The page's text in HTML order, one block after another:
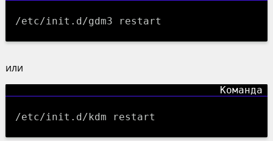
/etc/init.d/gdm3 restart
или
/etc/init.d/kdm restart